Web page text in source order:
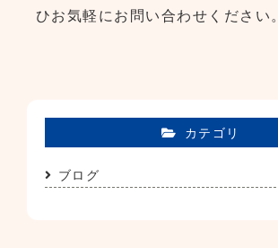
ひお気軽にお問い合わせください。
カテゴリ
ブログ